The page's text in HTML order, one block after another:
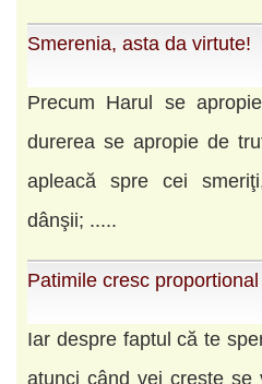
Smerenia, asta da virtute!
Precum Harul se
durerea se apropie de
apleacă spre cei
dânşii; .....
Patimile cresc
Iar despre faptul că te
atunci când vei creşte se